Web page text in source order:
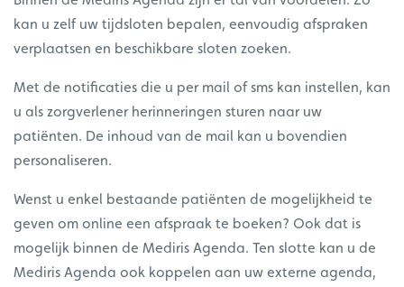
kan u zelf uw tijdsloten bepalen, eenvoudig afspraken
verplaatsen en beschikbare sloten zoeken.
Met de notificaties die u per mail of sms kan instellen, kan
u als zorgverlener herinneringen sturen naar uw
patiënten. De inhoud van de mail kan u bovendien
personaliseren.
Wenst u enkel bestaande patiënten de mogelijkheid te
geven om online een afspraak te boeken? Ook dat is
mogelijk binnen de Mediris Agenda. Ten slotte kan u de
Mediris Agenda ook koppelen aan uw externe agenda,